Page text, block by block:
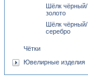
Шёлк чёрный/
золото
Шёлк чёрный/
серебро
Чётки
Ювелирные изделия